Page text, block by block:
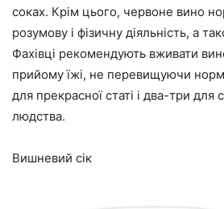
соках. Крім цього, червоне вино
розумову і фізичну діяльність, а
Фахівці рекомендують вживати
прийому їжі, не перевищуючи
для прекрасної статі і два-три для
людства.
Вишневий сік